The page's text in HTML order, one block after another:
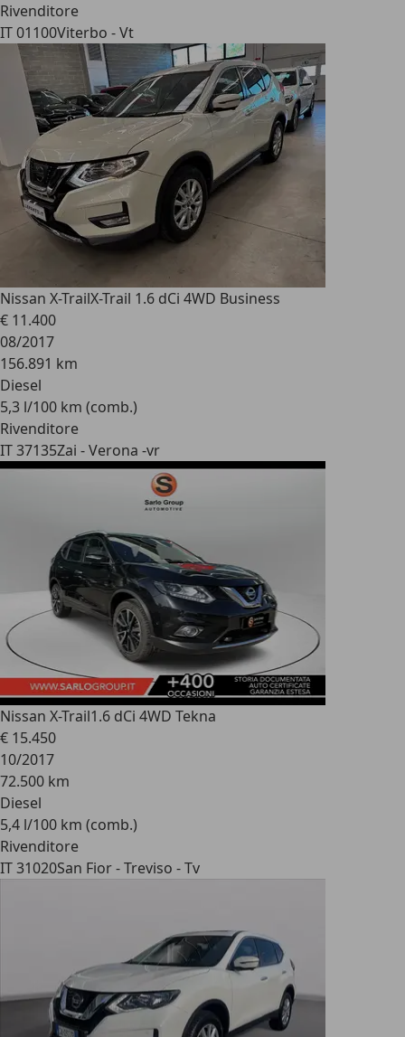
Rivenditore
IT 01100Viterbo - Vt
Nissan X-TrailX-Trail 1.6 dCi 4WD Business
€ 11.400
08/2017
156.891 km
Diesel
5,3 l/100 km (comb.)
Rivenditore
IT 37135Zai - Verona -vr
Nissan X-Trail1.6 dCi 4WD Tekna
€ 15.450
10/2017
72.500 km
Diesel
5,4 l/100 km (comb.)
Rivenditore
IT 31020San Fior - Treviso - Tv